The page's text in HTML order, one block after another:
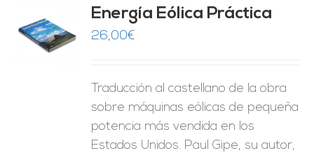
Energía Eólica Práctica
26,00€
Traducción al castellano de la obra
sobre máquinas eólicas de pequeña
potencia más vendida en los
Estados Unidos. Paul Gipe, su autor,